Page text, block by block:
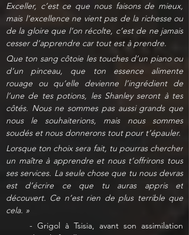
Exceller, c’est ce que nous faisons de mieux,
mais l’excellence ne vient pas de la richesse ou
de la gloire que l’on récolte, c’est de ne jamais
cesser d’apprendre car tout est à prendre.
Que ton sang côtoie les touches d’un piano ou
d’un pinceau, que ton essence alimente
rouage ou qu’elle devienne l’ingrédient de
l’une de tes potions, les Shanley seront à tes
côtés. Nous ne sommes pas aussi grands que
nous le souhaiterions, mais nous sommes
soudés et nous donnerons tout pour t’épauler.
Lorsque ton choix sera fait, tu pourras chercher
un maître à apprendre et nous t’offrirons tous
ses services. La seule chose que tu nous devras
est d’écrire ce que tu auras appris et
découvert. Ce n’est rien de plus terrible que
cela. »
- Grigol à Tsisia, avant son assimilation